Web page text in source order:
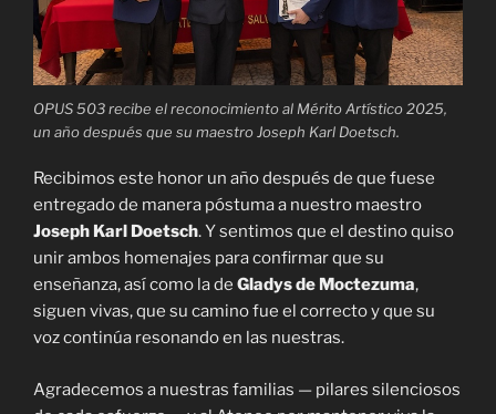
OPUS 503 recibe el reconocimiento al Mérito Artístico 2025,
un año después que su maestro Joseph Karl Doetsch.
Recibimos este honor un año después de que fuese
entregado de manera póstuma a nuestro maestro
Joseph Karl Doetsch. Y sentimos que el destino quiso
unir ambos homenajes para confirmar que su
enseñanza, así como la de Gladys de Moctezuma,
siguen vivas, que su camino fue el correcto y que su
voz continúa resonando en las nuestras.
Agradecemos a nuestras familias — pilares silenciosos